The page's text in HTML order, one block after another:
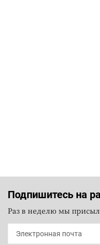
Подпишитесь на
Раз в неделю мы